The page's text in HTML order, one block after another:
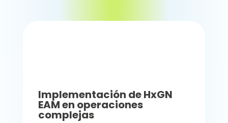
Implementación de HxGN
EAM en operaciones
complejas